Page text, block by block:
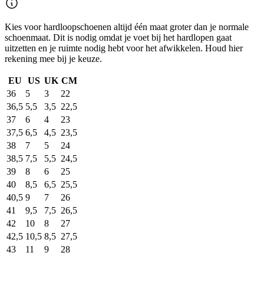
Kies voor hardloopschoenen altijd één maat groter dan je normale
schoenmaat. Dit is nodig omdat je voet bij het hardlopen gaat
uitzetten en je ruimte nodig hebt voor het afwikkelen. Houd hier
rekening mee bij je keuze.
EU US UK CM
36
5 3
22
36,5 5,5 3,5 22,5
37
6 4
23
37,5 6,5 4,5 23,5
38
7 5
24
38,5 7,5 5,5 24,5
39
8 6
25
40
8,5 6,5 25,5
40,5 9 7
26
41
9,5 7,5 26,5
42
10 8
27
42,5 10,5 8,5 27,5
43
11 9 28